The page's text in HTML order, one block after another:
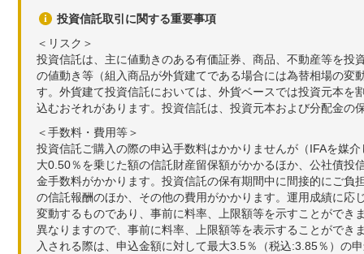
投資信託取引に関する重要事項
＜リスク＞
投資信託は、主に値動きのある有価証券、商品、不動産等を
の値動き等（組入商品が外貨建てである場合には為替相場の
す。外貨建て投資信託においては、外貨ベースでは投資元本
込むおそれがあります。投資信託は、投資元本および分配金の
＜手数料・費用等＞
投資信託ご購入の際の申込手数料はかかりませんが（IFAを媒
大0.50％を乗じた額の信託財産留保額がかかるほか、公社債
金手数料がかかります。投資信託の保有期間中に間接的にご
の信託報酬のほか、その他の費用がかかります。運用成績に
変動するものであり、事前に料率、上限額等を示すことがで
異なりますので、事前に料率、上限額等を表示することがで
入される際は、申込金額に対して最大3.5％（税込:3.85％）の